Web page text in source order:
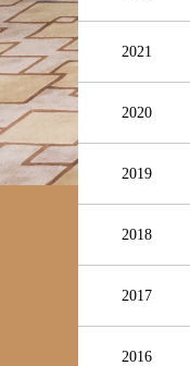
2021
2020
2019
2018
2017
2016